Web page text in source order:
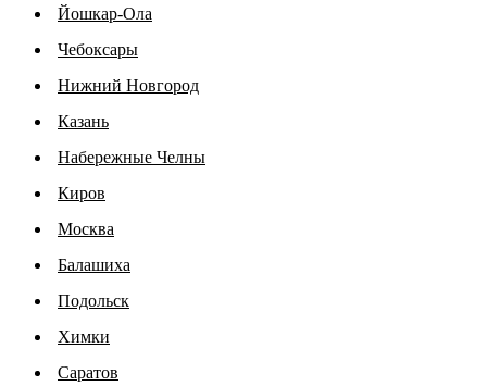
Йошкар-Ола
Чебоксары
Нижний Новгород
Казань
Набережные Челны
Киров
Москва
Балашиха
Подольск
Химки
Саратов